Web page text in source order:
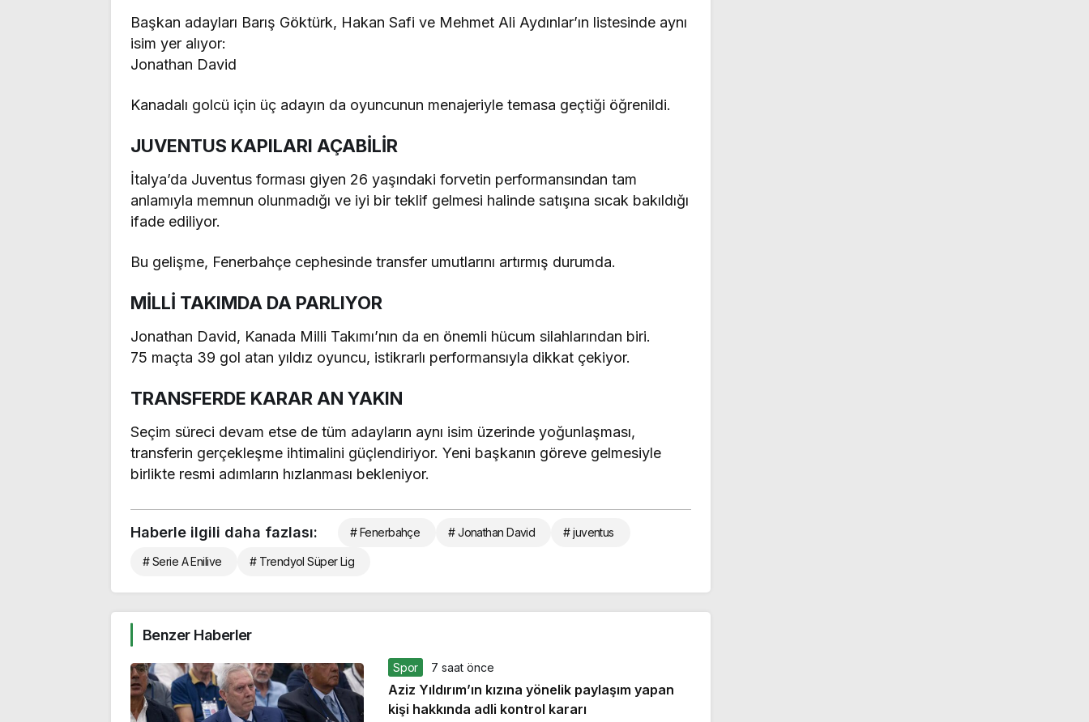
Başkan adayları Barış Göktürk, Hakan Safi ve Mehmet Ali Aydınlar’ın listesinde aynı
isim yer alıyor:
Jonathan David
Kanadalı golcü için üç adayın da oyuncunun menajeriyle temasa geçtiği öğrenildi.
JUVENTUS KAPILARI AÇABİLİR
İtalya’da Juventus forması giyen 26 yaşındaki forvetin performansından tam
anlamıyla memnun olunmadığı ve iyi bir teklif gelmesi halinde satışına sıcak bakıldığı
ifade ediliyor.
Bu gelişme, Fenerbahçe cephesinde transfer umutlarını artırmış durumda.
MİLLİ TAKIMDA DA PARLIYOR
Jonathan David, Kanada Milli Takımı’nın da en önemli hücum silahlarından biri.
75 maçta 39 gol atan yıldız oyuncu, istikrarlı performansıyla dikkat çekiyor.
TRANSFERDE KARAR AN YAKIN
Seçim süreci devam etse de tüm adayların aynı isim üzerinde yoğunlaşması,
transferin gerçekleşme ihtimalini güçlendiriyor. Yeni başkanın göreve gelmesiyle
birlikte resmi adımların hızlanması bekleniyor.
Haberle ilgili daha fazlası: # Fenerbahçe # Jonathan David # juventus
# Serie A Enilive # Trendyol Süper Lig
Benzer Haberler
Spor 7 saat önce
Aziz Yıldırım’ın kızına yönelik paylaşım yapan
kişi hakkında adli kontrol kararı